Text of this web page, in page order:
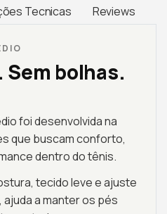
Tecnicas Reviews
bolhas.
foi desenvolvida na
que buscam conforto,
dentro do tênis.
tecido leve e ajuste
a manter os pés